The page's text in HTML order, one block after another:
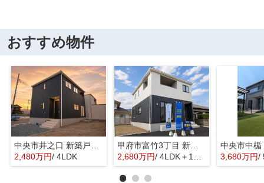
おすすめ物件
中央市井之口 新築戸建全2棟 1号棟 常永駅歩7分 車並列2台
2,480万円/ 4LDK
甲府市富竹3丁目 新築全3棟 3号棟 南西道路・車並列3台
2,680万円/ 4LDK＋1S(納戸) 3,680万円/